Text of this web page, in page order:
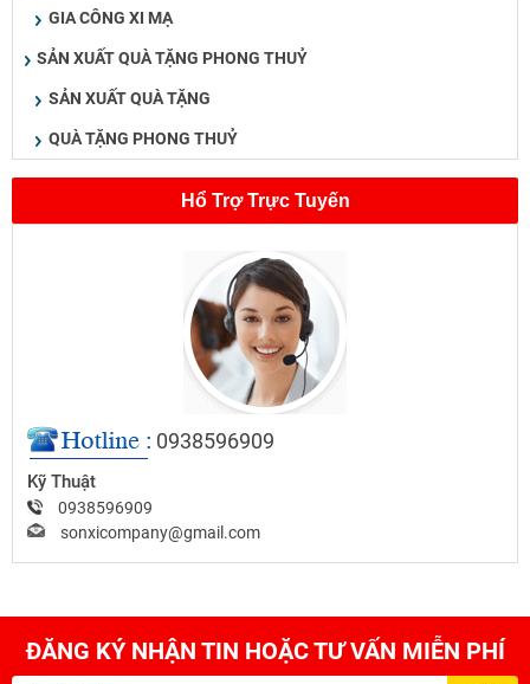
GIA CÔNG XI MẠ
SẢN XUẤT QUÀ TẶNG PHONG THUỶ
SẢN XUẤT QUÀ TẶNG
QUÀ TẶNG PHONG THUỶ
Hổ Trợ Trực Tuyến
0938596909
Kỹ Thuật
0938596909
sonxicompany@gmail.com
ĐĂNG KÝ NHẬN TIN HOẶC TƯ VẤN MIỄN PHÍ